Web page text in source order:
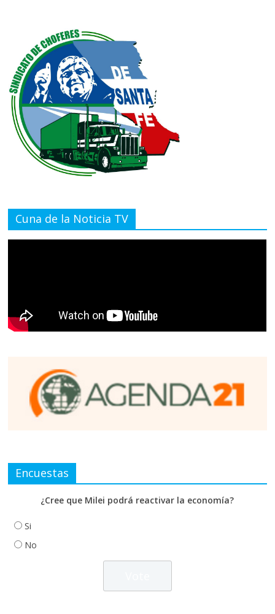
Cuna de la Noticia TV
Encuestas
¿Cree que Milei podrá reactivar la economía?
Si
No